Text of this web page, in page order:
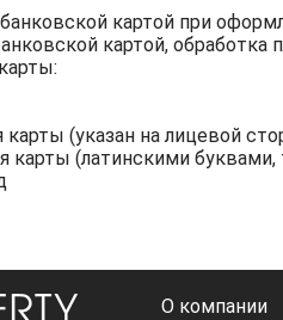
картой при
картой,
карты (указан на лицевой
карты (латинскими буквами,
О компании